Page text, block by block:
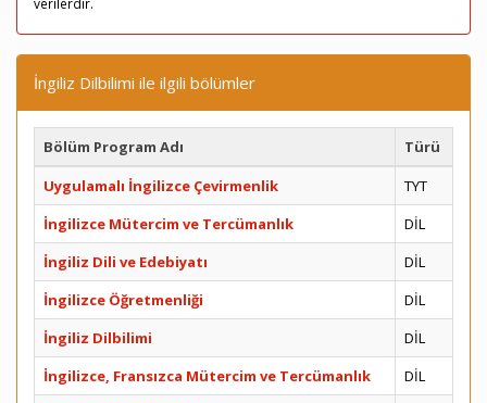
verilerdir.
İngiliz Dilbilimi ile ilgili bölümler
Bölüm Program Adı
Türü
Uygulamalı İngilizce Çevirmenlik
TYT
İngilizce Mütercim ve Tercümanlık
DİL
İngiliz Dili ve Edebiyatı
DİL
İngilizce Öğretmenliği
DİL
İngiliz Dilbilimi
DİL
İngilizce, Fransızca Mütercim ve Tercümanlık
DİL